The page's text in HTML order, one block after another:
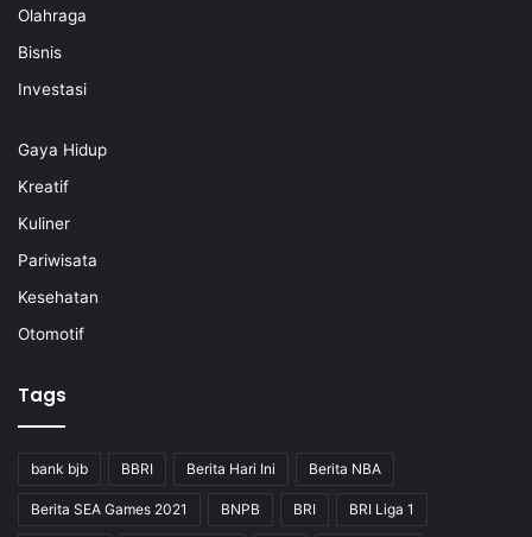
Olahraga
Bisnis
Investasi
Gaya Hidup
Kreatif
Kuliner
Pariwisata
Kesehatan
Otomotif
Tags
bank bjb BBRI Berita Hari Ini Berita NBA
Berita SEA Games 2021 BNPB BRI BRI Liga 1